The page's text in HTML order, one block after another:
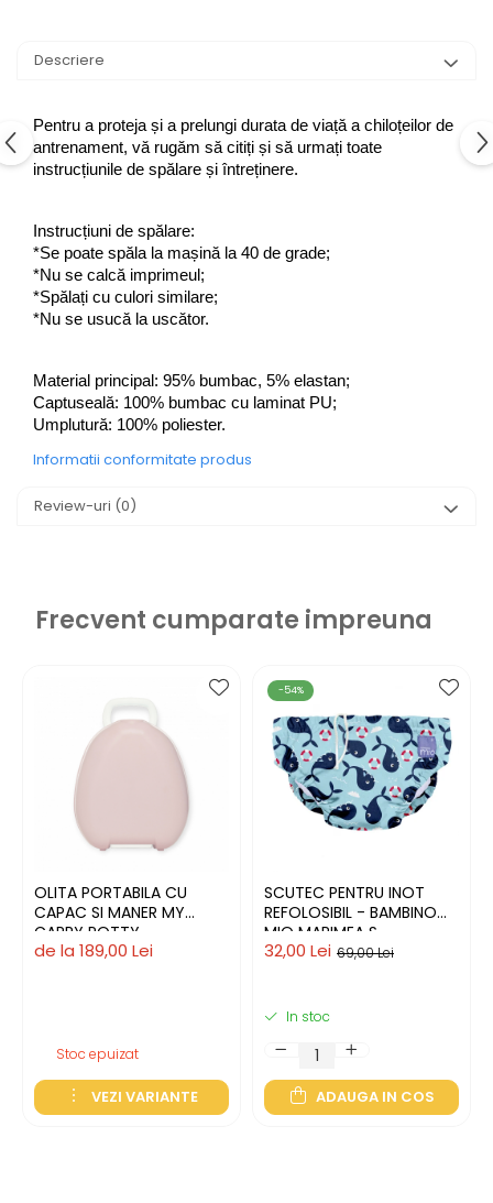
Descriere
Pentru a proteja și a prelungi durata de viață a chiloțeilor de
antrenament, vă rugăm să citiți și să urmați toate
instrucțiunile de spălare și întreținere.
Instrucțiuni de spălare:
*Se poate spăla la mașină la 40 de grade;
*Nu se calcă imprimeul;
*Spălați cu culori similare;
*Nu se usucă la uscător.
Material principal: 95% bumbac, 5% elastan;
Captuseală: 100% bumbac cu laminat PU;
Umplutură: 100% poliester.
Informatii conformitate produs
Review-uri (0)
Frecvent cumparate impreuna
OLITA PORTABILA CU
CAPAC SI MANER MY
CARRY POTTY
de la 189,00 Lei
Stoc epuizat
VEZI VARIANTE
-54%
SCUTEC PENTRU INOT
REFOLOSIBIL - BAMBINO
MIO MARIMEA S
69,00 Lei
32,00 Lei
In stoc
ADAUGA IN COS